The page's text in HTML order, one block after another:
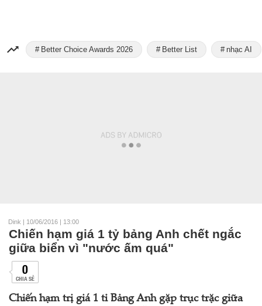
Better Choice Awards 2026 Better List nhạc AI
Dink | 10/06/2016 | 13:00
Chiến hạm giá 1 tỷ bảng Anh chết ngắc
giữa biển vì "nước ấm quá"
0
CHIA SẺ
Chiến hạm trị giá 1 tỉ Bảng Anh gặp trục trặc giữa